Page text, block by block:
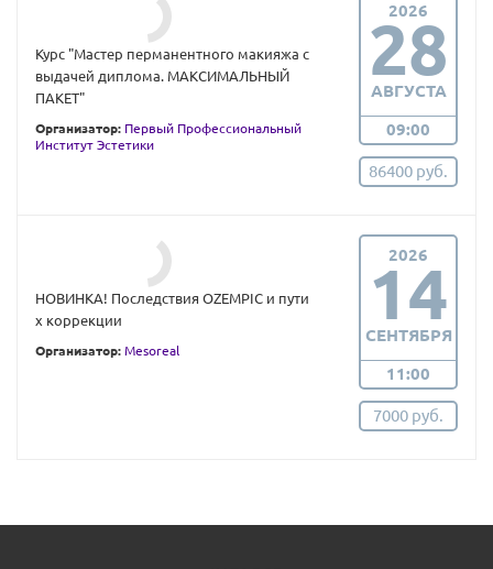
Курс "Мастер перманентного макияжа с
выдачей диплома. МАКСИМАЛЬНЫЙ
ПАКЕТ"
Организатор: Первый Профессиональный
Институт Эстетики
2026
28
АВГУСТА
09:00
86400 руб.
НОВИНКА! Последствия OZEMPIC и пути
х коррекции
Организатор: Mesoreal
2026
14
СЕНТЯБРЯ
11:00
7000 руб.